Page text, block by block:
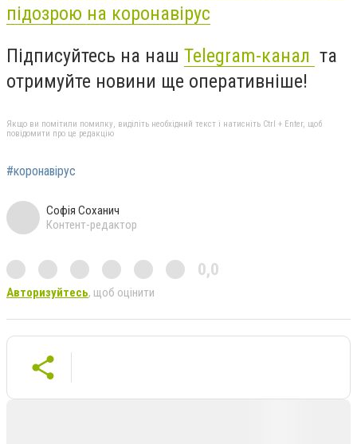
підозрою на коронавірус
Підписуйтесь на наш Telegram-канал та
отримуйте новини ще оперативніше!
Якщо ви помітили помилку, виділіть необхідний текст і натисніть Ctrl + Enter, щоб
повідомити про це редакцію
#коронавірус
Софія Соханич
Контент-редактор
0,0
Авторизуйтесь, щоб оцінити